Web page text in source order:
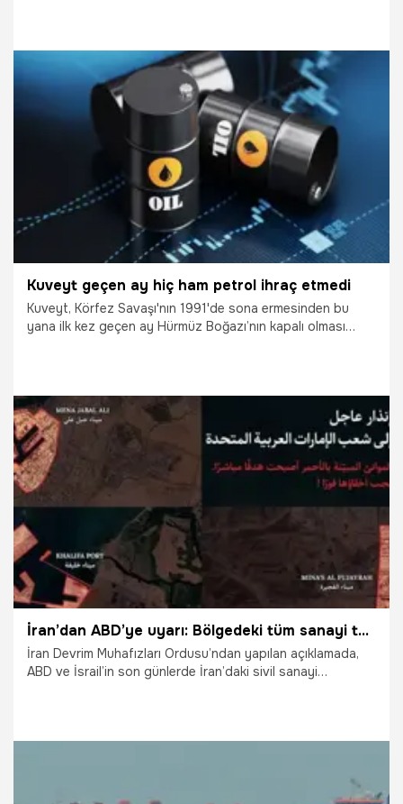
ifadeler kullanarak, "Neden böyle bir saldırı yapmak
zorundaydı? Çok öfkelendim. Hiçbir şekilde doğru karar
veremiyor" dedi.
14.06.2026
Kuveyt geçen ay hiç ham petrol ihraç etmedi
Kuveyt, Körfez Savaşı'nın 1991'de sona ermesinden bu
yana ilk kez geçen ay Hürmüz Boğazı’nın kapalı olması
2.05.2026
İran’dan ABD’ye uyarı: Bölgedeki tüm sanayi tesislerini boşaltın
İran Devrim Muhafızları Ordusu’ndan yapılan açıklamada,
ABD ve İsrail’in son günlerde İran’daki sivil sanayi
fabrikalarının çevresinde yaşayan halktan da bu bölgeleri